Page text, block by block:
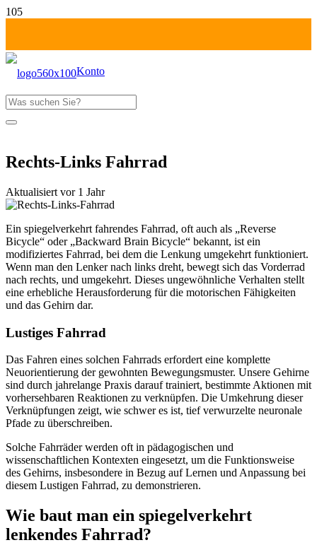
Konto
Rechts-Links Fahrrad
Aktualisiert vor 1 Jahr
Ein spiegelverkehrt fahrendes Fahrrad, oft auch als „Reverse
Bicycle“ oder „Backward Brain Bicycle“ bekannt, ist ein
modifiziertes Fahrrad, bei dem die Lenkung umgekehrt funktioniert.
Wenn man den Lenker nach links dreht, bewegt sich das Vorderrad
nach rechts, und umgekehrt. Dieses ungewöhnliche Verhalten stellt
eine erhebliche Herausforderung für die motorischen Fähigkeiten
und das Gehirn dar.
Lustiges Fahrrad
Das Fahren eines solchen Fahrrads erfordert eine komplette
Neuorientierung der gewohnten Bewegungsmuster. Unsere Gehirne
sind durch jahrelange Praxis darauf trainiert, bestimmte Aktionen mit
vorhersehbaren Reaktionen zu verknüpfen. Die Umkehrung dieser
Verknüpfungen zeigt, wie schwer es ist, tief verwurzelte neuronale
Pfade zu überschreiben.
Solche Fahrräder werden oft in pädagogischen und
wissenschaftlichen Kontexten eingesetzt, um die Funktionsweise
des Gehirns, insbesondere in Bezug auf Lernen und Anpassung bei
diesem Lustigen Fahrrad, zu demonstrieren.
Wie baut man ein spiegelverkehrt
lenkendes Fahrrad?